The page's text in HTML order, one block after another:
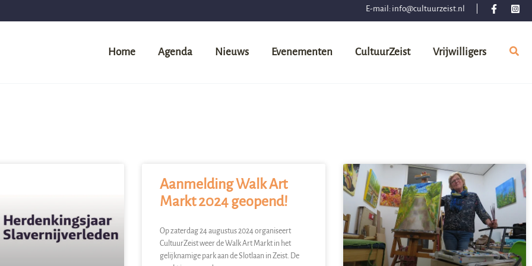
E-mail: info@cultuurzeist.nl
Home Agenda Nieuws Evenementen CultuurZeist Vrijwilligers
Aanmelding Walk Art
Markt 2024 geopend!
Op zaterdag 24 augustus 2024 organiseert
CultuurZeist weer de Walk Art Markt in het
gelijknamige park aan de Slotlaan in Zeist. De